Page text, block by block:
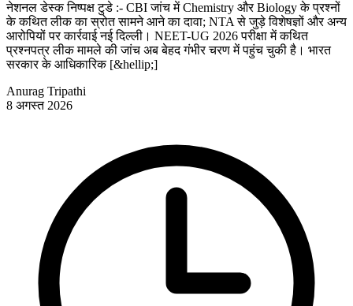
नेशनल डेस्क निष्पक्ष टुडे :- CBI जांच में Chemistry और Biology के प्रश्नों
के कथित लीक का स्रोत सामने आने का दावा; NTA से जुड़े विशेषज्ञों और अन्य
आरोपियों पर कार्रवाई नई दिल्ली। NEET-UG 2026 परीक्षा में कथित
प्रश्नपत्र लीक मामले की जांच अब बेहद गंभीर चरण में पहुंच चुकी है। भारत
सरकार के आधिकारिक [&hellip;]
Anurag Tripathi
8 अगस्त 2026